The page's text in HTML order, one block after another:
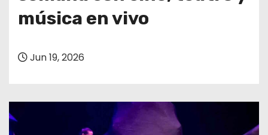
música en vivo
Jun 19, 2026